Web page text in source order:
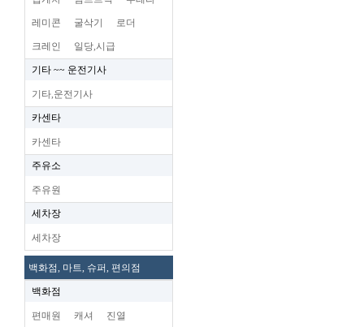
레미콘 굴삭기 로더
크레인 일당,시급
기타 ~~ 운전기사
기타,운전기사
카센타
카센타
주유소
주유원
세차장
세차장
백화점, 마트, 슈퍼, 편의점
백화점
편매원 캐셔 진열